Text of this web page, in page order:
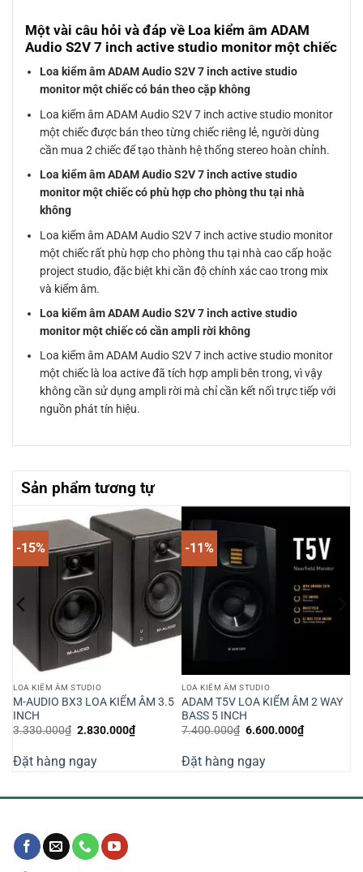
Một vài câu hỏi và đáp về Loa kiểm âm ADAM
Audio S2V 7 inch active studio monitor một chiếc
Loa kiểm âm ADAM Audio S2V 7 inch active studio
monitor một chiếc có bán theo cặp không
Loa kiểm âm ADAM Audio S2V 7 inch active studio monitor
một chiếc được bán theo từng chiếc riêng lẻ, người dùng
cần mua 2 chiếc để tạo thành hệ thống stereo hoàn chỉnh.
Loa kiểm âm ADAM Audio S2V 7 inch active studio
monitor một chiếc có phù hợp cho phòng thu tại nhà
không
Loa kiểm âm ADAM Audio S2V 7 inch active studio monitor
một chiếc rất phù hợp cho phòng thu tại nhà cao cấp hoặc
project studio, đặc biệt khi cần độ chính xác cao trong mix
và kiểm âm.
Loa kiểm âm ADAM Audio S2V 7 inch active studio
monitor một chiếc có cần ampli rời không
Loa kiểm âm ADAM Audio S2V 7 inch active studio monitor
một chiếc là loa active đã tích hợp ampli bên trong, vì vậy
không cần sử dụng ampli rời mà chỉ cần kết nối trực tiếp với
nguồn phát tín hiệu.
Sản phẩm tương tự
-15%
LOA KIỂM ÂM STUDIO
M-AUDIO BX3 LOA KIỂM ÂM 3.5
INCH
3.330.000₫ Giá
3.330.000₫.
2.830.000₫Giá
hiện
2.830.000₫.
Đặt hàng ngay
-11%
LOA KIỂM ÂM STUDIO
ADAM T5V LOA KIỂM ÂM 2 WAY
BASS 5 INCH
7.400.000₫ Giá
7.400.000₫.
6.600.000₫Giá
hiện
Đặt hàng ngay